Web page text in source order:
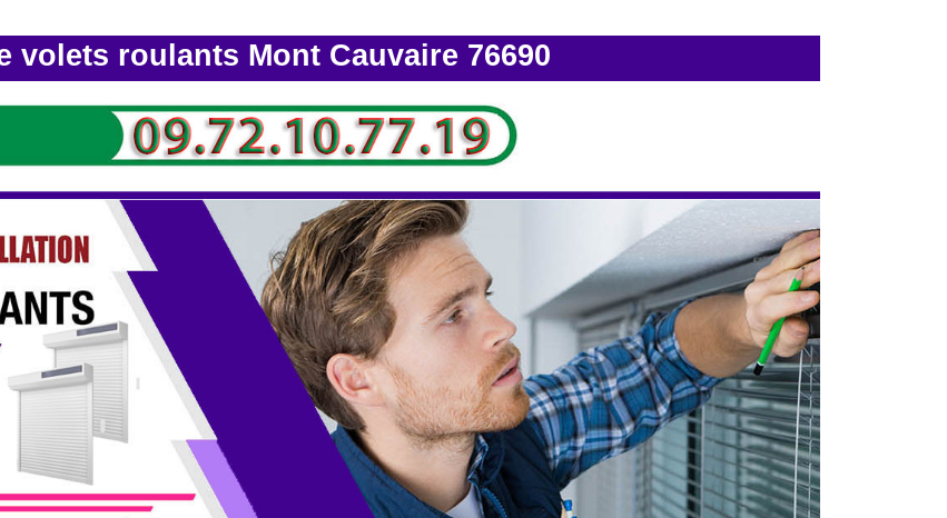
volets roulants Mont Cauvaire 76690